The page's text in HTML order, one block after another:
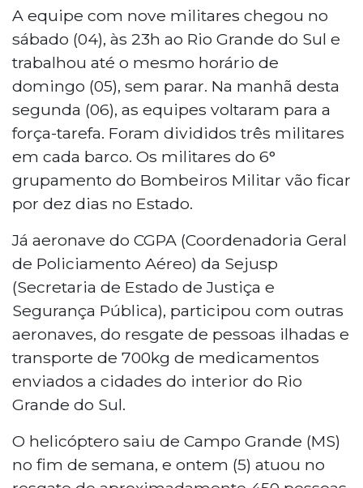
A equipe com nove militares chegou no
sábado (04), às 23h ao Rio Grande do Sul e
trabalhou até o mesmo horário de
domingo (05), sem parar. Na manhã desta
segunda (06), as equipes voltaram para a
força-tarefa. Foram divididos três militares
em cada barco. Os militares do 6°
grupamento do Bombeiros Militar vão ficar
por dez dias no Estado.
Já aeronave do CGPA (Coordenadoria Geral
de Policiamento Aéreo) da Sejusp
(Secretaria de Estado de Justiça e
Segurança Pública), participou com outras
aeronaves, do resgate de pessoas ilhadas e
transporte de 700kg de medicamentos
enviados a cidades do interior do Rio
Grande do Sul.
O helicóptero saiu de Campo Grande (MS)
no fim de semana, e ontem (5) atuou no